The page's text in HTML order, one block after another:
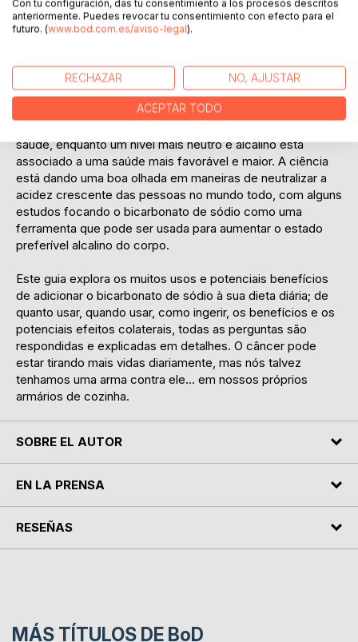
das principais causas de morte no mundo, e com 1 em
cada 4 mortes nos Estados Unidos atribuídas ao Câncer, é
Com as causas do câncer variando de uso do tabaco até
peso em excesso, uma teoria sugere que os níveis de
acidez e alcalinidade no corpo também são um fator
saúde, enquanto um nível mais neutro e alcalino está
associado a uma saúde mais favorável e maior. A ciência
está dando uma boa olhada em maneiras de neutralizar a
acidez crescente das pessoas no mundo todo, com alguns
estudos focando o bicarbonato de sódio como uma
ferramenta que pode ser usada para aumentar o estado
preferível alcalino do corpo.
Este guia explora os muitos usos e potenciais benefícios
de adicionar o bicarbonato de sódio à sua dieta diária; de
quanto usar, quando usar, como ingerir, os benefícios e os
potenciais efeitos colaterais, todas as perguntas são
respondidas e explicadas em detalhes. O câncer pode
estar tirando mais vidas diariamente, mas nós talvez
tenhamos uma arma contra ele... em nossos próprios
armários de cozinha.
SOBRE EL AUTOR
EN LA PRENSA
RESEÑAS
MÁS TÍTULOS DE BoD
Con tu configuración, das tu consentimiento a los procesos descritos
anteriormente. Puedes revocar tu consentimiento con efecto para el
futuro. (www.bod.com.es/aviso-legal).
RECHAZAR NO, AJUSTAR
ACEPTAR TODO